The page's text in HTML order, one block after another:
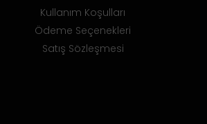
Kullanım Koşulları
Ödeme Seçenekleri
Satış Sözleşmesi